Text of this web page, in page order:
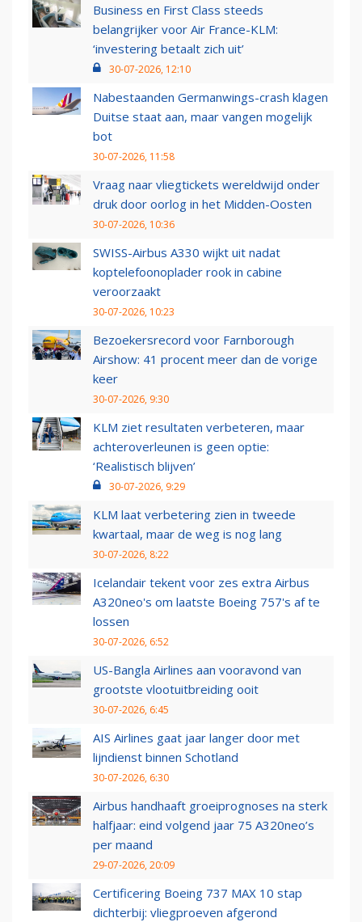
Business en First Class steeds
belangrijker voor Air France-KLM:
‘investering betaalt zich uit’
30-07-2026, 12:10
Nabestaanden Germanwings-crash klagen
Duitse staat aan, maar vangen mogelijk
bot
30-07-2026, 11:58
Vraag naar vliegtickets wereldwijd onder
druk door oorlog in het Midden-Oosten
30-07-2026, 10:36
SWISS-Airbus A330 wijkt uit nadat
koptelefoonoplader rook in cabine
veroorzaakt
30-07-2026, 10:23
Bezoekersrecord voor Farnborough
Airshow: 41 procent meer dan de vorige
keer
30-07-2026, 9:30
KLM ziet resultaten verbeteren, maar
achteroverleunen is geen optie:
‘Realistisch blijven’
30-07-2026, 9:29
KLM laat verbetering zien in tweede
kwartaal, maar de weg is nog lang
30-07-2026, 8:22
Icelandair tekent voor zes extra Airbus
A320neo's om laatste Boeing 757's af te
lossen
30-07-2026, 6:52
US-Bangla Airlines aan vooravond van
grootste vlootuitbreiding ooit
30-07-2026, 6:45
AIS Airlines gaat jaar langer door met
lijndienst binnen Schotland
30-07-2026, 6:30
Airbus handhaaft groeiprognoses na sterk
halfjaar: eind volgend jaar 75 A320neo’s
per maand
29-07-2026, 20:09
Certificering Boeing 737 MAX 10 stap
dichterbij: vliegproeven afgerond